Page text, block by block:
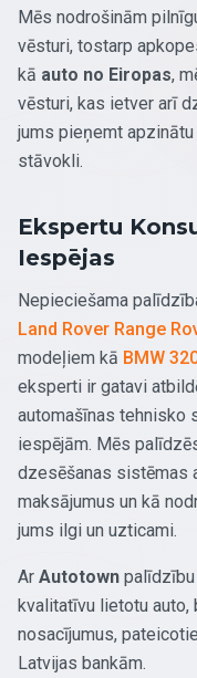
Mēs nodrošinām
vēsturi, tostarp
kā auto no Eiropas,
vēsturi, kas ietver arī
jums pieņemt
stāvokli.
Ekspertu
Iespējas
Nepieciešama
Land Rover Range
modeļiem kā BMW
eksperti ir gatavi
automašīnas tehnisko
iespējām. Mēs
dzesēšanas sistēmas
maksājumus un kā
jums ilgi un uzticami.
Ar Autotown
kvalitatīvu lietotu
nosacījumus,
Latvijas bankām.